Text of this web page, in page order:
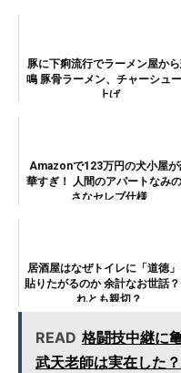
豚に下痢流行でラーメン屋か
鳴 豚骨ラーメン、チャーシュ
上げ
Amazonで123万円の犬小屋が
華すぎ！ 人間のアパートなみ
さなセレブ仕様
居酒屋はなぜトイレに「道徳
貼りたがるのか 余計なお世話
れとも親切？
READ 格闘技中継に
武天老師は実在した？